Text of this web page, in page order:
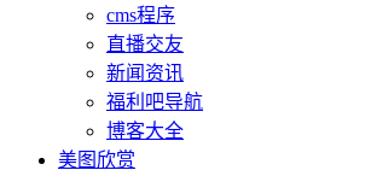
cms程序
直播交友
新闻资讯
福利吧导航
博客大全
美图欣赏